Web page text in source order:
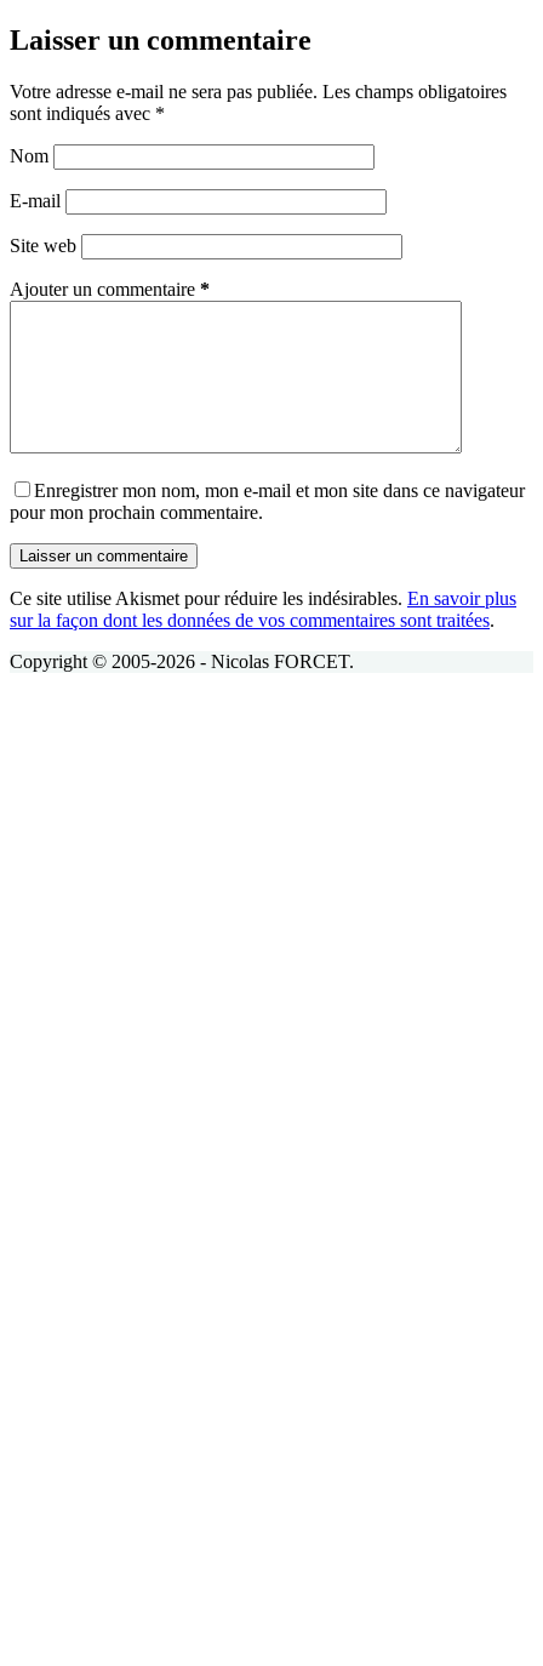
Laisser un commentaire
Votre adresse e-mail ne sera pas publiée. Les champs obligatoires
sont indiqués avec *
Nom
E-mail
Site web
Ajouter un commentaire *
Enregistrer mon nom, mon e-mail et mon site dans ce navigateur
pour mon prochain commentaire.
Laisser un commentaire
Ce site utilise Akismet pour réduire les indésirables. En savoir plus
sur la façon dont les données de vos commentaires sont traitées.
Copyright © 2005-2026 - Nicolas FORCET.